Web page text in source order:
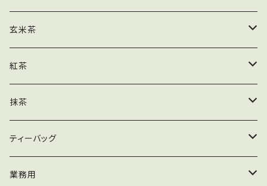
ティーバッグ
業務用
粉末
茶葉
ティーバッグ
業務用
粉末
玄米茶
茶葉
ティーバッグ
業務用
粉末
紅茶
茶葉
ティーバッグ
抹茶
木箱
加工用
ティーバッグ
緑茶ティーバッグ
業務用